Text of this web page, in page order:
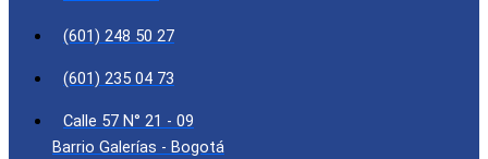
(601) 248 50 27
(601) 235 04 73
Calle 57 N° 21 - 09
Barrio Galerías - Bogotá